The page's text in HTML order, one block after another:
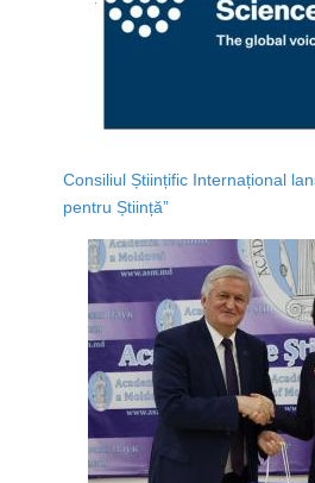
Consiliul Științific Internațional
pentru Știință”